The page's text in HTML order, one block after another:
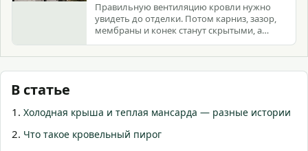
Правильную вентиляцию кровли нужно
увидеть до отделки. Потом карниз, зазор,
мембраны и конек станут скрытыми, а
ошибки выйдут сыростью.
В статье
Холодная крыша и теплая мансарда — разные истории
Что такое кровельный пирог